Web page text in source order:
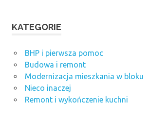
KATEGORIE
BHP i pierwsza pomoc
Budowa i remont
Modernizacja mieszkania w bloku
Nieco inaczej
Remont i wykończenie kuchni